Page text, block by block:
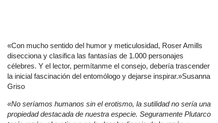
«Con mucho sentido del humor y meticulosidad, Roser Amills
disecciona y clasifica las fantasías de 1.000 personajes
célebres. Y el lector, permítanme el consejo, debería trascender
la inicial fascinación del entomólogo y dejarse inspirar.»Susanna
Griso
«No seríamos humanos sin el erotismo, la sutilidad no sería una
propiedad destacada de nuestra especie. Seguramente Plutarco